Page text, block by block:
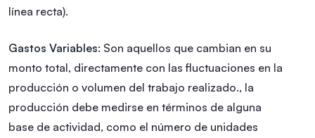
línea recta).
Gastos Variables: Son aquellos que cambian en su
monto total, directamente con las fluctuaciones en la
producción o volumen del trabajo realizado., la
producción debe medirse en términos de alguna
base de actividad, como el número de unidades